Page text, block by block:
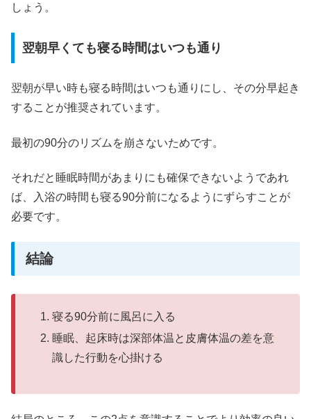
しょう。
翌朝早くても寝る時間はいつも通り
翌朝が早い時も寝る時間はいつも通りにし、その分早起き
することが推奨されています。
最初の90分のリズムを崩さないためです。
それだと睡眠時間があまりにも確保できないようであれ
ば、入浴の時間も寝る90分前になるようにずらすことが
必要です。
結論
寝る90分前に風呂に入る
睡眠、起床時は深部体温と皮膚体温の差を意
識した行動を心掛ける